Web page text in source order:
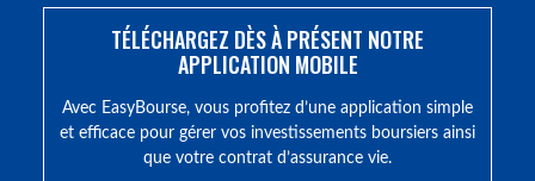
TÉLÉCHARGEZ DÈS À PRÉSENT NOTRE
APPLICATION MOBILE
Avec EasyBourse, vous profitez d’une application simple
et efficace pour gérer vos investissements boursiers ainsi
que votre contrat d’assurance vie.